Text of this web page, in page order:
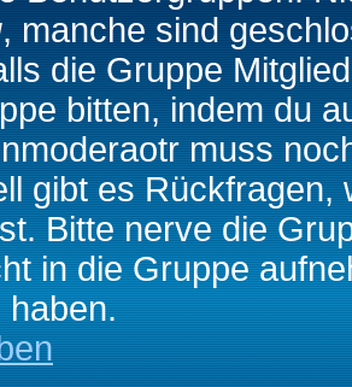
, manche sind
die Gruppe
bitten, indem du
muss
gibt es
Bitte nerve die
in die Gruppe
haben.